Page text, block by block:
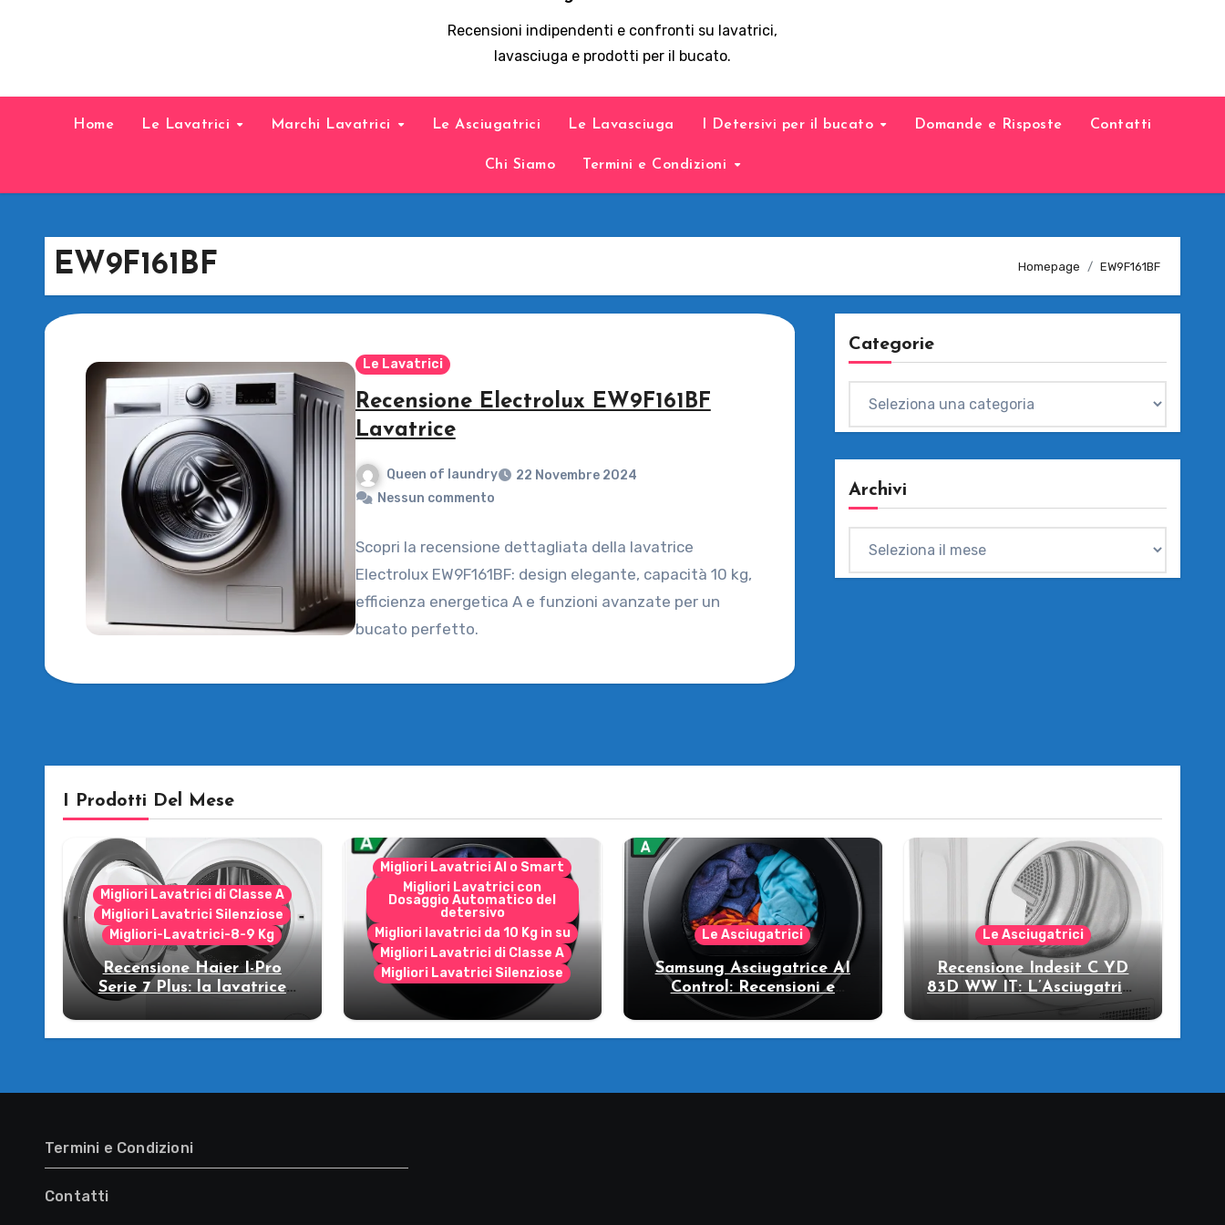
Recensioni indipendenti e confronti su lavatrici,
lavasciuga e prodotti per il bucato.
Home Le Lavatrici Marchi Lavatrici Le Asciugatrici Le Lavasciuga I Detersivi per il bucato Domande e Risposte Contatti
Chi Siamo Termini e Condizioni
EW9F161BF Homepage EW9F161BF
Le Lavatrici
Recensione Electrolux EW9F161BF
Lavatrice
Queen of laundry
22 Novembre 2024
Nessun commento
Scopri la recensione dettagliata della lavatrice
Electrolux EW9F161BF: design elegante, capacità 10 kg,
efficienza energetica A e funzioni avanzate per un
bucato perfetto.
Categorie
Archivi
I Prodotti Del Mese
Migliori Lavatrici di Classe A
Migliori Lavatrici Silenziose
Migliori-Lavatrici-8-9 Kg
Recensione Haier I-Pro
Serie 7 Plus: la lavatrice
che strizza l’occhio al
futuro!
Migliori Lavatrici AI o Smart
Migliori Lavatrici con
Dosaggio Automatico del
detersivo
Migliori lavatrici da 10 Kg in su
Migliori Lavatrici di Classe A
Migliori Lavatrici Silenziose
Recensione Samsung
Bespoke AI
Le Asciugatrici
Samsung Asciugatrice AI
Control: Recensioni e
vantaggi del modello
pompa di calore
Le Asciugatrici
Recensione Indesit C YD
83D WW IT: L’Asciugatrice
a Pompa di Calore per il
Tuo Benessere
Termini e Condizioni
Contatti